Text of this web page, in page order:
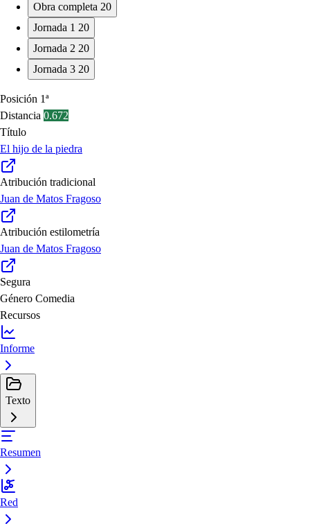
Obra completa 20
Jornada 1 20
Jornada 2 20
Jornada 3 20
Posición 1ª
Distancia 0.672
Título
El hijo de la piedra
Atribución tradicional
Juan de Matos Fragoso
Atribución estilometría
Juan de Matos Fragoso
Segura
Género Comedia
Recursos
Informe
Texto
Resumen
Red